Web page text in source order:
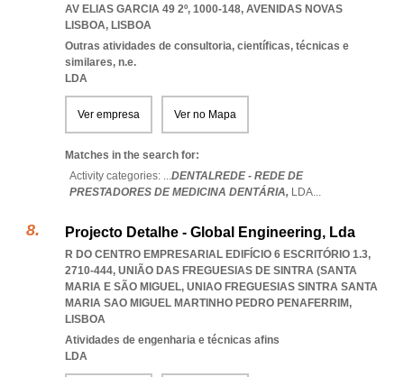
AV ELIAS GARCIA 49 2º, 1000-148, AVENIDAS NOVAS
LISBOA, LISBOA
Outras atividades de consultoria, científicas, técnicas e
similares, n.e.
LDA
Ver empresa Ver no Mapa
Matches in the search for:
Activity categories: ...DENTALREDE - REDE DE
PRESTADORES DE MEDICINA DENTÁRIA, LDA...
Projecto Detalhe - Global Engineering, Lda
R DO CENTRO EMPRESARIAL EDIFÍCIO 6 ESCRITÓRIO 1.3,
2710-444, UNIÃO DAS FREGUESIAS DE SINTRA (SANTA
MARIA E SÃO MIGUEL, UNIAO FREGUESIAS SINTRA SANTA
MARIA SAO MIGUEL MARTINHO PEDRO PENAFERRIM,
LISBOA
Atividades de engenharia e técnicas afins
LDA